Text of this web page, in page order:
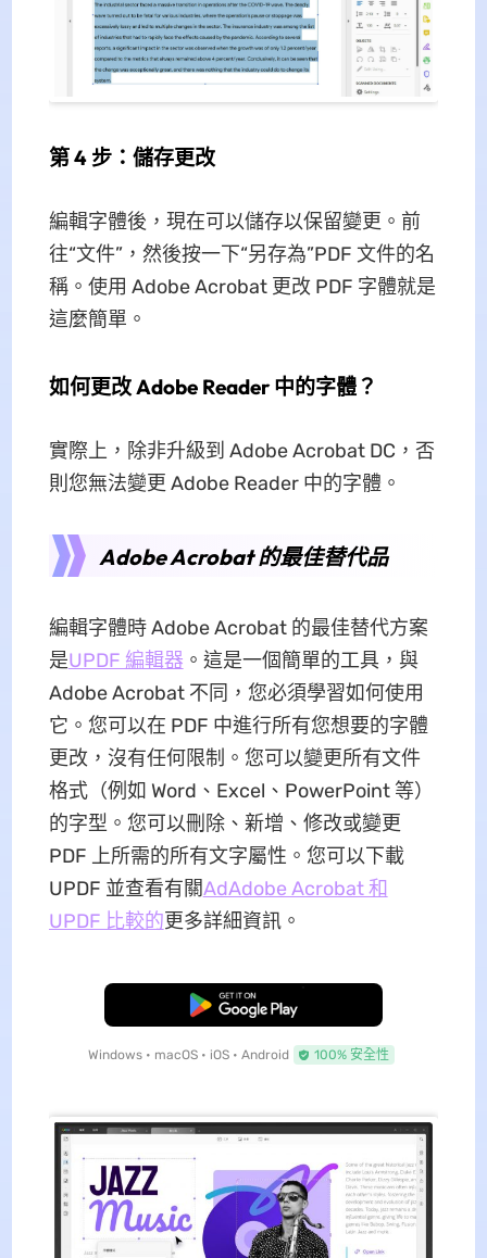
第 4 步：儲存更改
編輯字體後，現在可以儲存以保留變更。前
往“文件”，然後按一下“另存為”PDF 文件的名
稱。使用 Adob​​e Acrobat 更改 PDF 字體就是
這麼簡單。
如何更改 Adob​​e Reader 中的字體？
實際上，除非升級到 Adob​​e Acrobat DC，否
則您無法變更 Adob​​e Reader 中的字體。
Adobe Acrobat 的最佳替代品
編輯字體時 Adob​​e Acrobat 的最佳替代方案
是UPDF 編輯器 。這是一個簡單的工具，與
Adob​​e Acrobat 不同，您必須學習如何使用
它。您可以在 PDF 中進行所有您想要的字體
更改，沒有任何限制。您可以變更所有文件
格式（例如 Word、Excel、PowerPoint 等）
的字型。您可以刪除、新增、修改或變更
PDF 上所需的所有文字屬性。您可以下載
UPDF 並查看有關AdAdobe Acrobat 和
UPDF 比較的更多詳細資訊。
免費下載
Windows • macOS • iOS • Android 100% 安全性